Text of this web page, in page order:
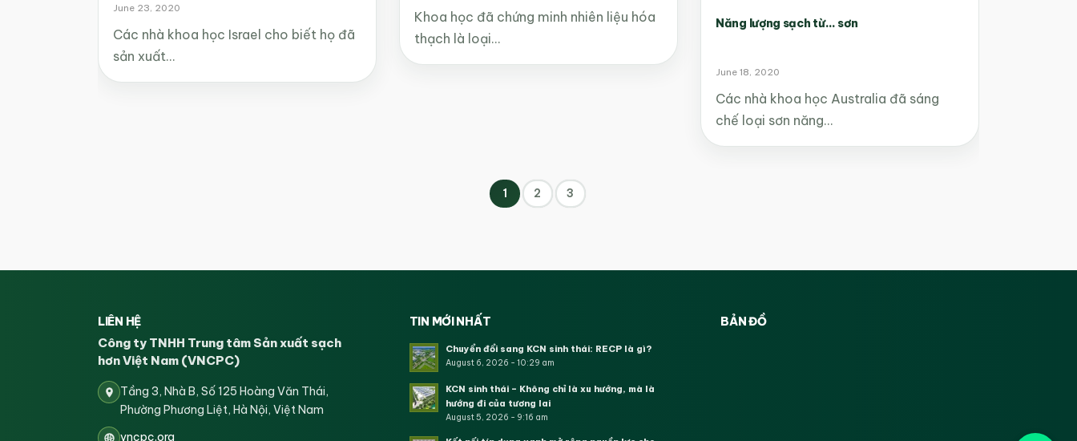
June 23, 2020
Các nhà khoa học Israel cho biết họ đã
sản xuất…
Khoa học đã chứng minh nhiên liệu hóa
thạch là loại…
Năng lượng sạch từ… sơn
June 18, 2020
Các nhà khoa học Australia đã sáng
chế loại sơn năng…
1 2 3
LIÊN HỆ
Công ty TNHH Trung tâm Sản xuất sạch
hơn Việt Nam (VNCPC)
Tầng 3, Nhà B, Số 125 Hoàng Văn Thái,
Phường Phương Liệt, Hà Nội, Việt Nam
vncpc.org
TIN MỚI NHẤT
Chuyển đổi sang KCN sinh thái: RECP là gì?
August 6, 2026 - 10:29 am
KCN sinh thái – Không chỉ là xu hướng, mà là
hướng đi của tương lai
August 5, 2026 - 9:16 am
BẢN ĐỒ